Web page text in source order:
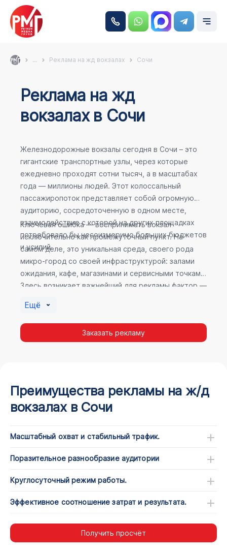
... Реклама на жд вокзалах Сочи
Реклама на жд
вокзалах в Сочи
Железнодорожные вокзалы сегодня в Сочи – это
гигантские транспортные узлы, через которые
ежедневно проходят сотни тысяч, а в масштабах
года — миллионы людей. Этот колоссальный
пассажиропоток представляет собой огромную
аудиторию, сосредоточенную в одном месте,
взаимодействие с которой на других площадках
потребовало бы несоизмеримо больших бюджетов
и усилий.
Ключевая ошибка — воспринимать вокзал
исключительно как промежуточный пункт. На
самом деле, это уникальная среда, своего рода
микро-город со своей инфраструктурой: залами
ожидания, кафе, магазинами и сервисными точками.
Здесь возникает важнейший для рекламы фактор —
пассажир максимально открыт для информации, а
его внимание не так рассеяно, как при беглом
просмотре постов в соцсетях.
Ещё
Заказать рекламу
Преимущества рекламы на ж/д
вокзалах в Сочи
Масштабный охват и стабильный трафик.
Поразительное разнообразие аудитории
Круглосуточный режим работы.
Эффективное соотношение затрат и результата.
Получить просчёт